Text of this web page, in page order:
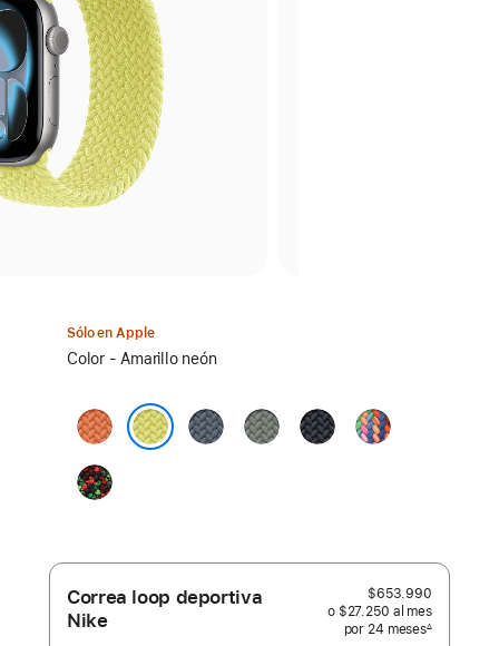
Sólo en Apple
Elige
Color - Amarillo neón
Cúrcuma
Azul
ancla
Gris
verdoso
Medianoche
Edición
Orgullo
Black
Unity
Connection
Correa loop deportiva
Nike
$653.990
o $27.250 al mes
por 24 mesesmeses
Nota a pie de página
∆